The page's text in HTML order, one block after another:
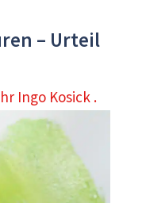
– Urteil
Ingo Kosick .